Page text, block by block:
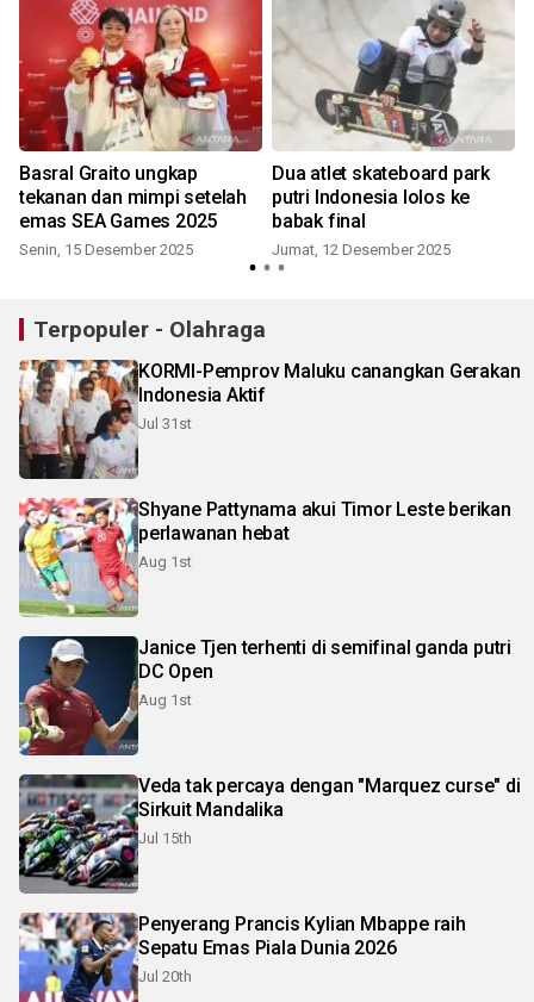
Basral Graito ungkap
tekanan dan mimpi setelah
emas SEA Games 2025
Senin, 15 Desember 2025
Dua atlet skateboard park
putri Indonesia lolos ke
babak final
Jumat, 12 Desember 2025
Terpopuler - Olahraga
KORMI-Pemprov Maluku canangkan Gerakan
Indonesia Aktif
Jul 31st
Shyane Pattynama akui Timor Leste berikan
perlawanan hebat
Aug 1st
Janice Tjen terhenti di semifinal ganda putri
DC Open
Aug 1st
Veda tak percaya dengan "Marquez curse" di
Sirkuit Mandalika
Jul 15th
Penyerang Prancis Kylian Mbappe raih
Sepatu Emas Piala Dunia 2026
Jul 20th